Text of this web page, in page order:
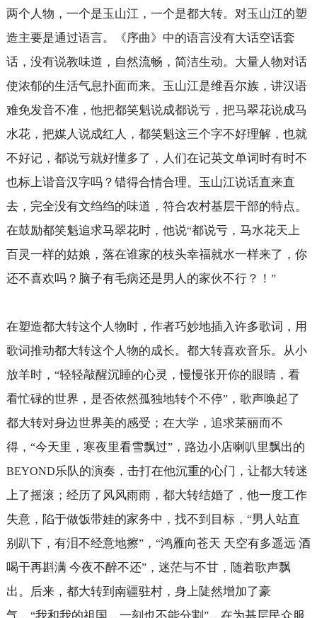
两个人物，一个是玉山江，一个是都大转。对玉山江的塑
造主要是通过语言。《序曲》中的语言没有大话空话套
话，没有说教味道，自然流畅，简洁生动。大量人物对话
使浓郁的生活气息扑面而来。玉山江是维吾尔族，讲汉语
难免发音不准，他把都笑魁说成都说亏，把马翠花说成马
水花，把媒人说成红人，都笑魁这三个字不好理解，也就
不好记，都说亏就好懂多了，人们在记英文单词时有时不
也标上谐音汉字吗？错得合情合理。玉山江说话直来直
去，完全没有文绉绉的味道，符合农村基层干部的特点。
在鼓励都笑魁追求马翠花时，他说“都说亏，马水花天上
百灵一样的姑娘，落在谁家的枝头幸福就水一样来了，你
还不喜欢吗？脑子有毛病还是男人的家伙不行？！ ”
在塑造都大转这个人物时，作者巧妙地插入许多歌词，用
歌词推动都大转这个人物的成长。都大转喜欢音乐。从小
放羊时， “轻轻敲醒沉睡的心灵，慢慢张开你的眼睛，看
看忙碌的世界，是否依然孤独地转个不停”，歌声唤起了
都大转对身边世界美的感受；在大学，追求莱丽而不
得， “今天里，寒夜里看雪飘过”，路边小店喇叭里飘出的
BEYOND乐队的演奏，击打在他沉重的心门，让都大转迷
上了摇滚；经历了风风雨雨，都大转结婚了，他一度工作
失意，陷于做饭带娃的家务中，找不到目标， “男人站直
别趴下，有泪不经意地擦”， “鸿雁向苍天 天空有多遥远 酒
喝干再斟满 今夜不醉不还”，迷茫与不甘，随着歌声飘
出。后来，都大转到南疆驻村，身上陡然增加了豪
“ ”